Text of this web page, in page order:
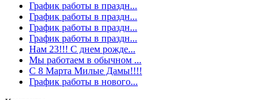
График работы в праздн...
График работы в праздн...
График работы в праздн...
График работы в праздн...
Нам 23!!! С днем рожде...
Мы работаем в обычном ...
С 8 Марта Милые Дамы!!!!
График работы в нового...